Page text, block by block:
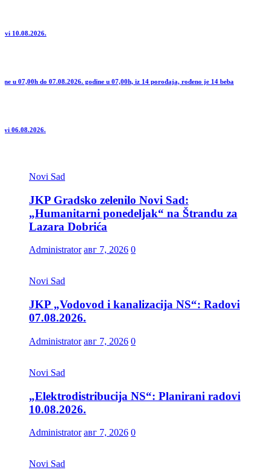
do 07.08.2026. godine u 07,00h, iz 14 porođaja, rođeno je 14 beba
Novi Sad
JKP Gradsko zelenilo Novi Sad:
„Humanitarni ponedeljak“ na Štrandu za
Lazara Dobrića
Administrator авг 7, 2026 0
Novi Sad
JKP „Vodovod i kanalizacija NS“: Radovi
07.08.2026.
Administrator авг 7, 2026 0
Novi Sad
„Elektrodistribucija NS“: Planirani radovi
10.08.2026.
Administrator авг 7, 2026 0
Novi Sad